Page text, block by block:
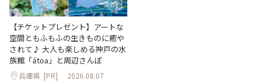
【チケットプレゼント】アートな
空間ともふもふの生きものに癒や
されて♪ 大人も楽しめる神戸の水
族館「átoa」と周辺さんぽ
兵庫県 [PR] 2026.08.07